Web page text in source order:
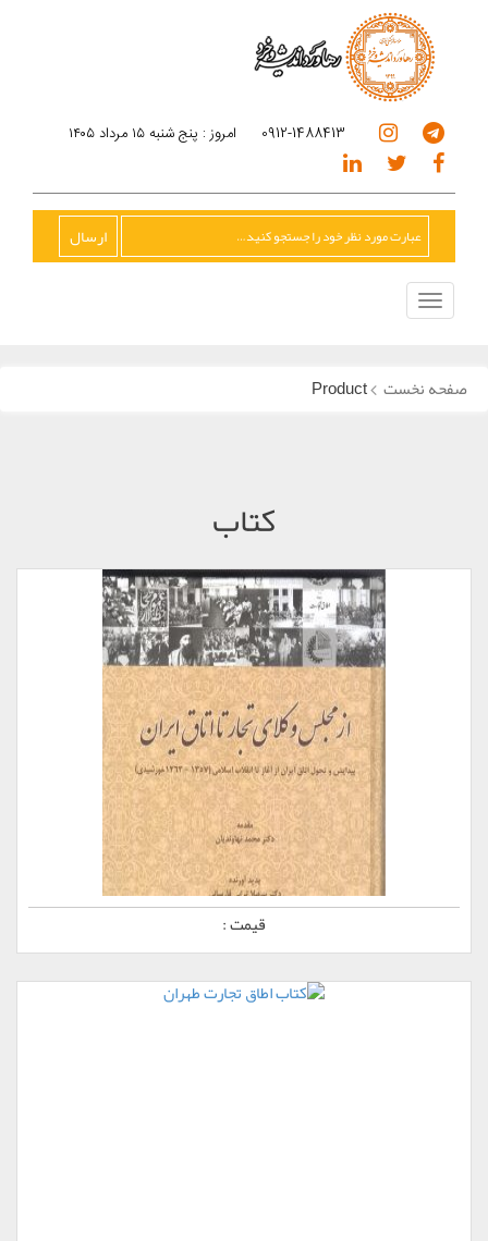
0912-1488413 امروز : پنج شنبه ۱۵ مرداد ۱۴۰۵
Toggle
navigation
صفحه نخست Product
کتاب
کتاب از مجلس وکلای تجار تا اتاق ایران
قیمت :